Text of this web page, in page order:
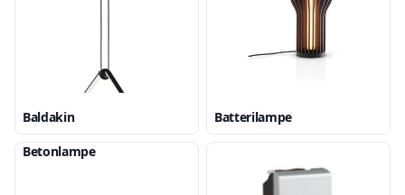
Baldakin
Batterilampe
Betonlampe